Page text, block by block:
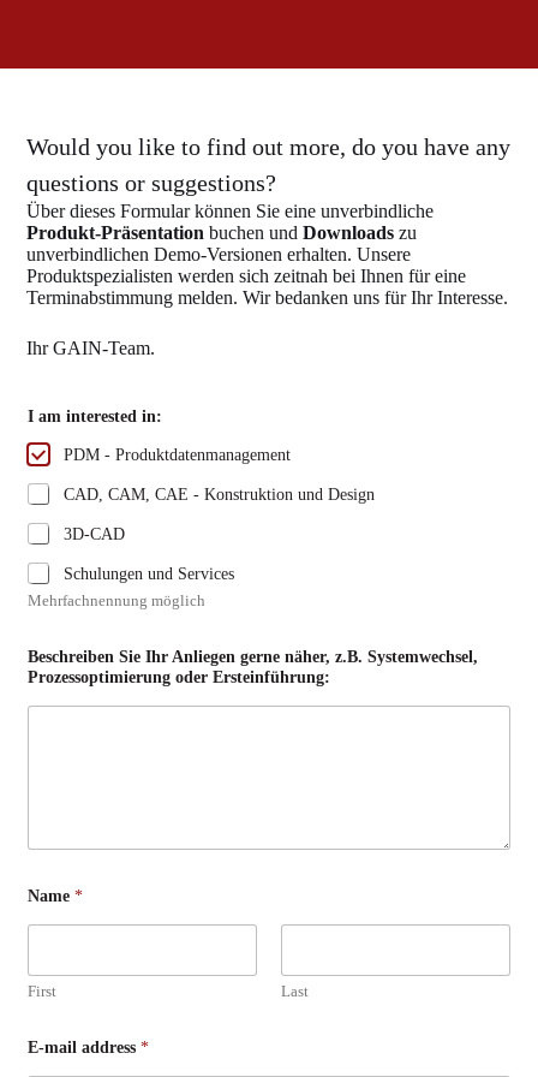
Would you like to find out more, do you have any
questions or suggestions?
Über dieses Formular können Sie eine unverbindliche
Produkt-Präsentation buchen undDownloadszu
unverbindlichen Demo-Versionen erhalten. Unsere
Produktspezialisten werden sich zeitnah bei Ihnen für eine
Terminabstimmung melden. Wir bedanken uns für Ihr Interesse.
Ihr GAIN-Team.
I am interested in:
PDM - Produktdatenmanagement
CAD, CAM, CAE - Konstruktion und Design
3D-CAD
Schulungen und Services
Mehrfachnennung möglich
Beschreiben Sie Ihr Anliegen gerne näher, z.B. Systemwechsel,
Prozessoptimierung oder Ersteinführung:
Name*
First Last
E-mail address*